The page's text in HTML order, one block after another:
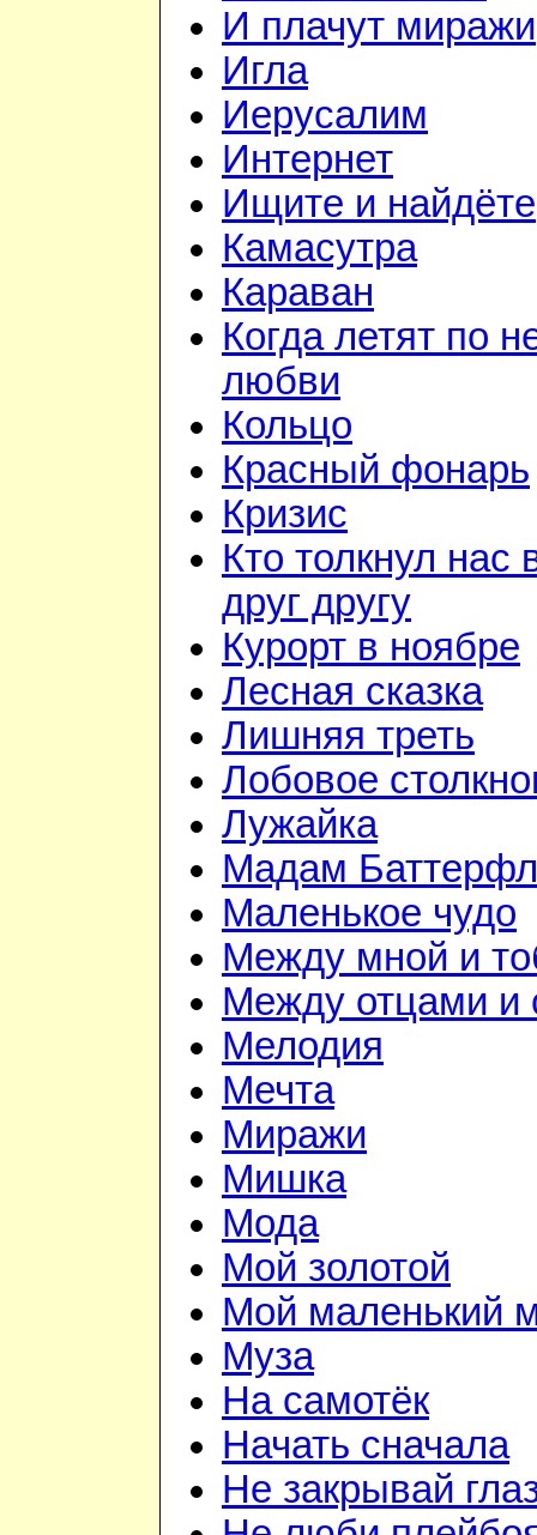
И плачут миражи
Игла
Иерусалим
Интернет
Ищите и найдёте
Камасутра
Караван
Когда летят по
любви
Кольцо
Красный фонарь
Кризис
Кто толкнул нас
друг другу
Курорт в ноябре
Лесная сказка
Лишняя треть
Лобовое
Лужайка
Мадам
Маленькое чудо
Между мной и
Между отцами и
Мелодия
Мечта
Миражи
Мишка
Мода
Мой золотой
Мой маленький
Муза
На самотёк
Начать сначала
Не закрывай